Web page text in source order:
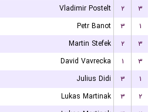
Vladimir Postelt
۲ ۳
Petr Banot
۳ ۱
Martin Stefek
۲ ۳
David Vavrecka
۱ ۳
Julius Didi
۳ ۱
Lukas Martinak
۳ ۲